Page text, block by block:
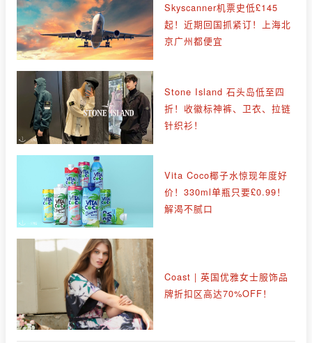
Skyscanner机票史低£145
起！近期回国抓紧订！上海北
京广州都便宜
Stone Island 石头岛低至四
折！收徽标神裤、卫衣、拉链
针织衫！
Vita Coco椰子水惊现年度好
价！330ml单瓶只要£0.99！
解渴不腻口
Coast | 英国优雅女士服饰品
牌折扣区高达70%OFF！